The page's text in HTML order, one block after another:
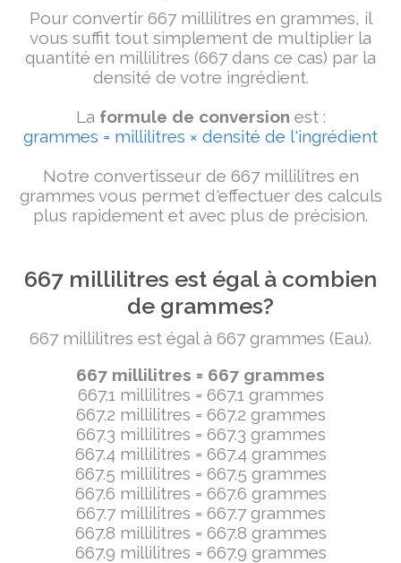
Pour convertir 667 millilitres en grammes, il
vous suffit tout simplement de multiplier la
quantité en millilitres (667 dans ce cas) par la
densité de votre ingrédient.
La formule de conversion est :
grammes = millilitres × densité de l'ingrédient
Notre convertisseur de 667 millilitres en
grammes vous permet d'effectuer des calculs
plus rapidement et avec plus de précision.
667 millilitres est égal à combien
de grammes?
667 millilitres est égal à 667 grammes (Eau).
667 millilitres = 667 grammes
667.1 millilitres = 667.1 grammes
667.2 millilitres = 667.2 grammes
667.3 millilitres = 667.3 grammes
667.4 millilitres = 667.4 grammes
667.5 millilitres = 667.5 grammes
667.6 millilitres = 667.6 grammes
667.7 millilitres = 667.7 grammes
667.8 millilitres = 667.8 grammes
667.9 millilitres = 667.9 grammes